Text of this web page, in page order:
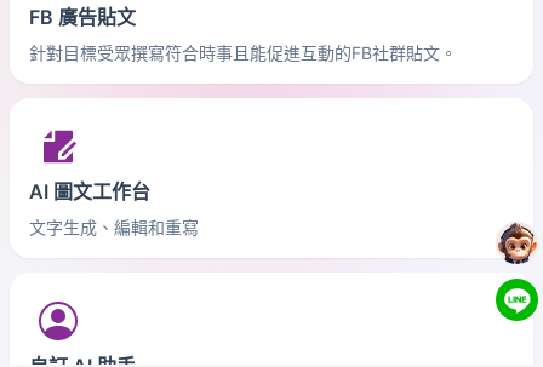
FB 廣告貼文
針對目標受眾撰寫符合時事且能促進互動的FB社群貼文。
AI 圖文工作台
文字生成、編輯和重寫